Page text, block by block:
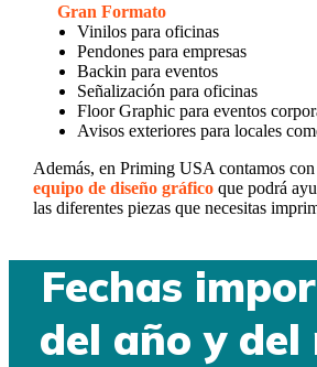
Gran Formato
Vinilos para oficinas
Pendones para empresas
Backin para eventos
Señalización para oficinas
Floor Graphic para eventos
Avisos exteriores para locales
Además, en Priming USA contamos
equipo de diseño gráficoque podrá
las diferentes piezas que necesitas
Fechas
del año y del